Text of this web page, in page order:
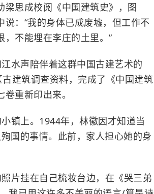
思成校阅《中国建筑史》，图
：“我的身体已成废墟，但工作不
不能埋在李庄的土里。”
水声陪伴着这群中国古建艺术的
建筑调查资料，完成了《中国建筑
重新印出来。
镇上。1944年，林徽因才知道当
国的事情。此前，家人担心她的身
片挂在自己梳妆台边，在《哭三弟